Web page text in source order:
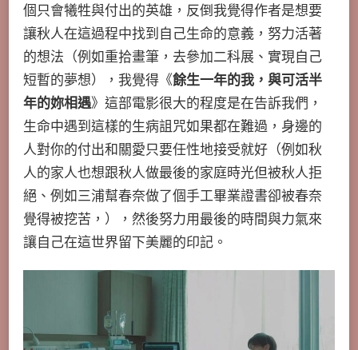
個只會犧牲與付出的英雄，反倒我覺得作者是想要
讓秋人在這過程中找到自己生命的意義，努力活著
的想法（例如重拾畫筆，去參加二科展、實現自己
短暫的夢想），我覺得《餘生一年的我，與可活半
年的妳相遇》這部電影很大的程度是在告訴我們，
生命中遇到這樣的生病詛咒如果都在難過，身邊的
人對你的付出和關愛只要任性地接受就好（例如秋
人的家人也想跟秋人做最後的家庭時光但被秋人拒
絕、例如三浦幫春奈做了個手工畢業證書卻被春奈
覺得被挖苦，），然後努力用最後的時間與力氣來
讓自己在這世界留下美麗的印記。